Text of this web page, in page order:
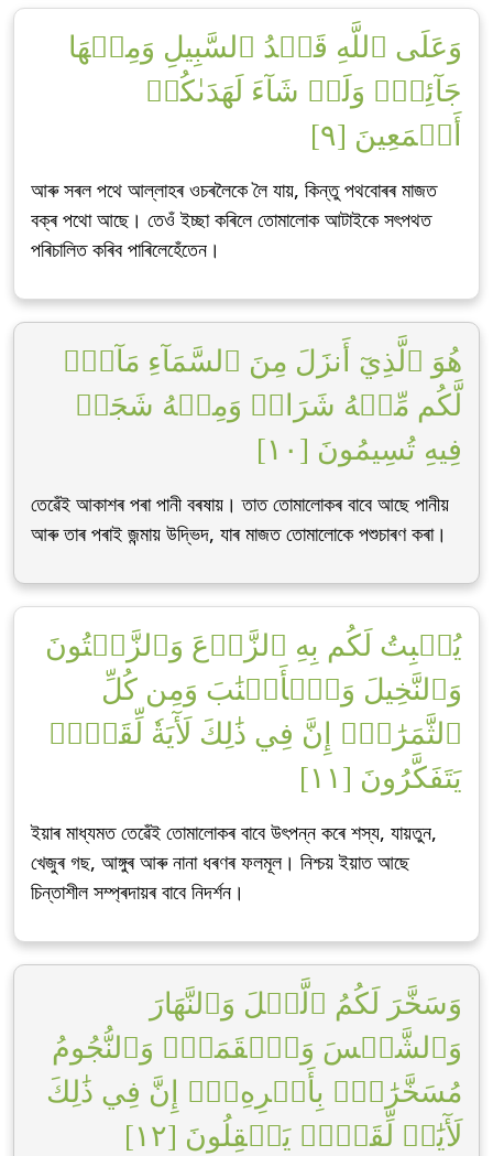
وَعَلَى ٱللَّهِ قَصۡدُ ٱلسَّبِيلِ وَمِنۡهَا
جَآئِرٞۚ وَلَوۡ شَآءَ لَهَدَىٰكُمۡ
أَجۡمَعِينَ [٩]
আৰু সৰল পথে আল্লাহৰ ওচৰলৈকে লৈ যায়, কিন্তু পথবোৰৰ মাজত
বক্ৰ পথো আছে। তেওঁ ইচ্ছা কৰিলে তোমালোক আটাইকে সৎপথত
পৰিচালিত কৰিব পাৰিলেহেঁতেন।
هُوَ ٱلَّذِيٓ أَنزَلَ مِنَ ٱلسَّمَآءِ مَآءٗۖ
لَّكُم مِّنۡهُ شَرَابٞ وَمِنۡهُ شَجَرٞ
فِيهِ تُسِيمُونَ [١٠]
তেৱেঁই আকাশৰ পৰা পানী বৰষায়। তাত তোমালোকৰ বাবে আছে পানীয়
আৰু তাৰ পৰাই জন্মায় উদ্ভিদ, যাৰ মাজত তোমালোকে পশুচাৰণ কৰা।
يُنۢبِتُ لَكُم بِهِ ٱلزَّرۡعَ وَٱلزَّيۡتُونَ
وَٱلنَّخِيلَ وَٱلۡأَعۡنَٰبَ وَمِن كُلِّ
ٱلثَّمَرَٰتِۚ إِنَّ فِي ذَٰلِكَ لَأٓيَةٗ لِّقَوۡمٖ
يَتَفَكَّرُونَ [١١]
ইয়াৰ মাধ্যমত তেৱেঁই তোমালোকৰ বাবে উৎপন্ন কৰে শস্য, যায়তুন,
খেজুৰ গছ, আঙ্গুৰ আৰু নানা ধৰণৰ ফলমূল। নিশ্চয় ইয়াত আছে
চিন্তাশীল সম্প্ৰদায়ৰ বাবে নিদৰ্শন।
وَسَخَّرَ لَكُمُ ٱلَّيۡلَ وَٱلنَّهَارَ
وَٱلشَّمۡسَ وَٱلۡقَمَرَۖ وَٱلنُّجُومُ
مُسَخَّرَٰتُۢ بِأَمۡرِهِۦٓۚ إِنَّ فِي ذَٰلِكَ
لَأٓيَٰتٖ لِّقَوۡمٖ يَعۡقِلُونَ [١٢]